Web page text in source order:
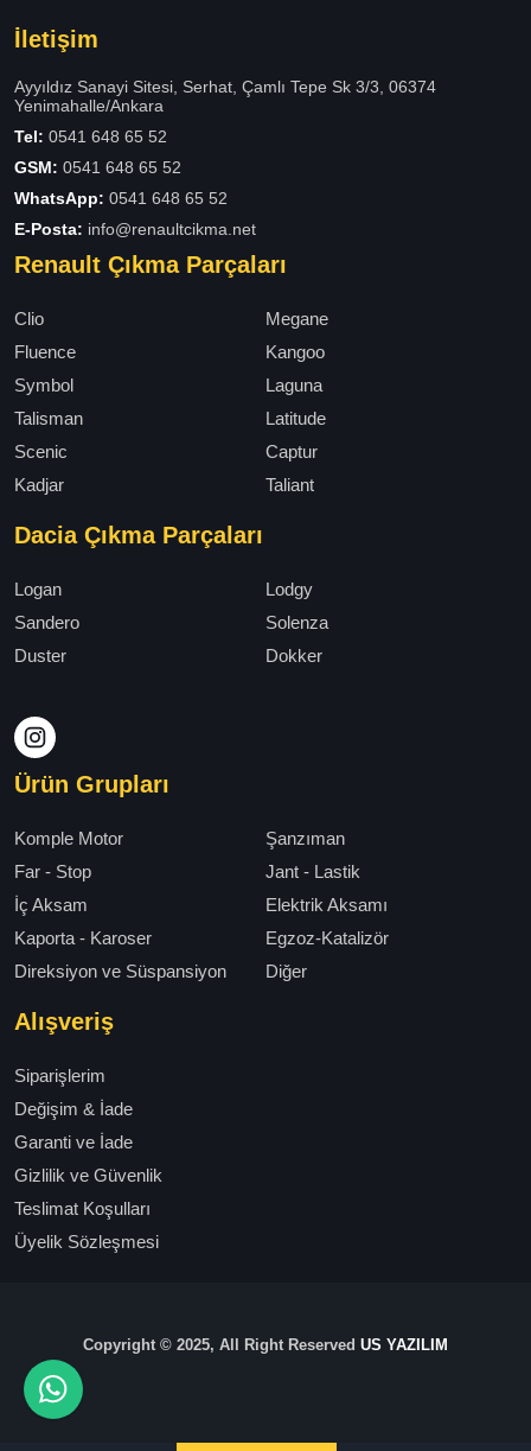
İletişim
Ayyıldız Sanayi Sitesi, Serhat, Çamlı Tepe Sk 3/3, 06374
Yenimahalle/Ankara
Tel: 0541 648 65 52
GSM: 0541 648 65 52
WhatsApp: 0541 648 65 52
E-Posta: info@renaultcikma.net
Renault Çıkma Parçaları
Clio
Megane
Fluence
Kangoo
Symbol
Laguna
Talisman
Latitude
Scenic
Captur
Kadjar
Taliant
Dacia Çıkma Parçaları
Logan
Lodgy
Sandero
Solenza
Duster
Dokker
Ürün Grupları
Komple Motor
Şanzıman
Far - Stop
Jant - Lastik
İç Aksam
Elektrik Aksamı
Kaporta - Karoser
Egzoz-Katalizör
Direksiyon ve Süspansiyon
Diğer
Alışveriş
Siparişlerim
Değişim & İade
Garanti ve İade
Gizlilik ve Güvenlik
Teslimat Koşulları
Üyelik Sözleşmesi
Copyright © 2025, All Right Reserved US YAZILIM